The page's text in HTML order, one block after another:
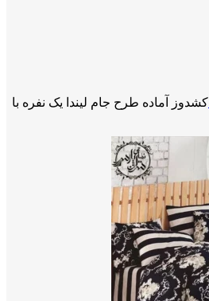
کشدوز آماده طرح جام لیندا یک نفره با